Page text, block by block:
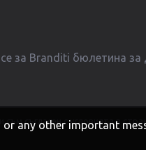
за Branditi бюлетина за
съм съгласен с условията в
any other important